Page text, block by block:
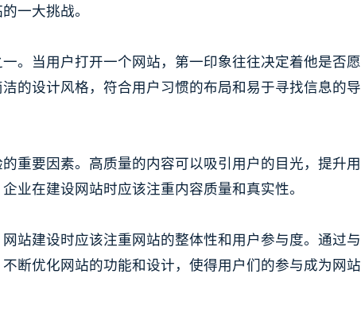
一大挑战。
。当用户打开一个网站，第一印象往往决定着他是否愿
的设计风格，符合用户习惯的布局和易于寻找信息的导
重要因素。高质量的内容可以吸引用户的目光，提升用
业在建设网站时应该注重内容质量和真实性。
站建设时应该注重网站的整体性和用户参与度。通过与
断优化网站的功能和设计，使得用户们的参与成为网站